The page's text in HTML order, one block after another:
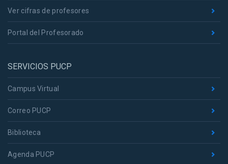
Ver cifras de profesores
Portal del Profesorado
SERVICIOS PUCP
Campus Virtual
Correo PUCP
Biblioteca
Agenda PUCP